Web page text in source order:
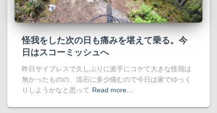
怪我をした次の日も痛みを堪えて乗る。今
日はスコーミッシュへ
昨日サイプレスで久しぶりに派手にコケて大きな怪我は
無かったものの、流石に多少痛むので今日は家でゆっく
りしようかなと思って Read more…